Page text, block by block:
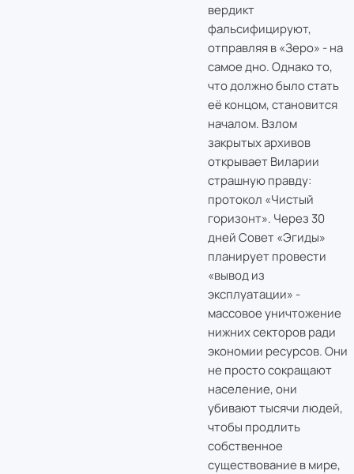
вердикт
фальсифицируют,
отправляя в «Зеро» - на
самое дно. Однако то,
что должно было стать
её концом, становится
началом. Взлом
закрытых архивов
открывает Виларии
страшную правду:
протокол «Чистый
горизонт». Через 30
дней Совет «Эгиды»
планирует провести
«вывод из
эксплуатации» -
массовое уничтожение
нижних секторов ради
экономии ресурсов. Они
не просто сокращают
население, они
убивают тысячи людей,
чтобы продлить
собственное
существование в мире,